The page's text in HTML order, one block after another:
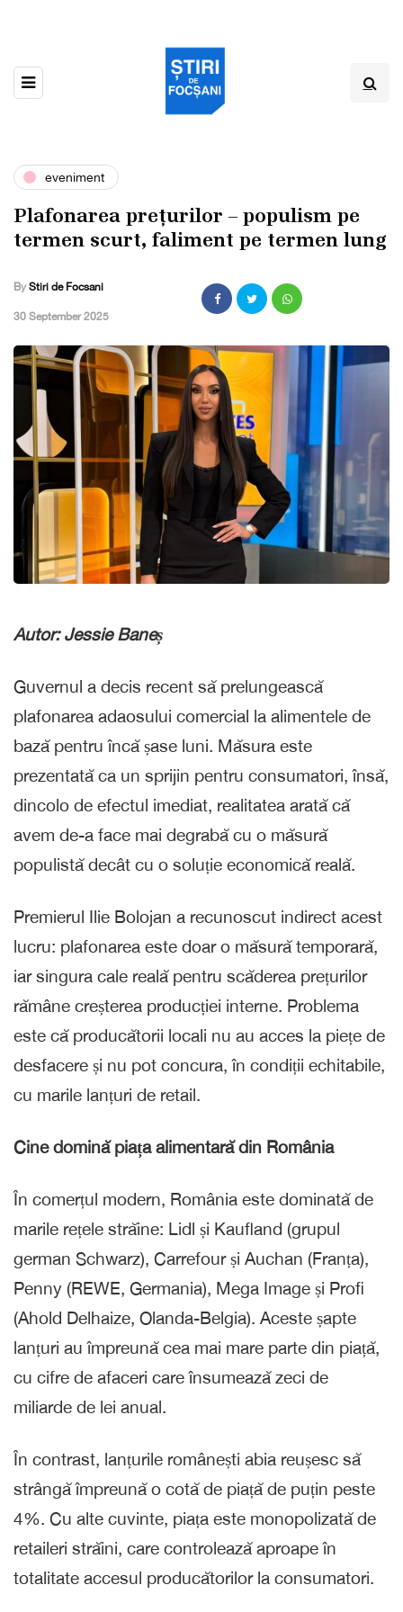
eveniment
Plafonarea prețurilor – populism pe
termen scurt, faliment pe termen lung
By Stiri de Focsani
,30 September 2025
Autor: Jessie Baneș
Guvernul a decis recent să prelungească
plafonarea adaosului comercial la alimentele de
bază pentru încă șase luni. Măsura este
prezentată ca un sprijin pentru consumatori, însă,
dincolo de efectul imediat, realitatea arată că
avem de-a face mai degrabă cu o măsură
populistă decât cu o soluție economică reală.
Premierul Ilie Bolojan a recunoscut indirect acest
lucru: plafonarea este doar o măsură temporară,
iar singura cale reală pentru scăderea prețurilor
rămâne creșterea producției interne. Problema
este că producătorii locali nu au acces la piețe de
desfacere și nu pot concura, în condiții echitabile,
cu marile lanțuri de retail.
Cine domină piața alimentară din România
În comerțul modern, România este dominată de
marile rețele străine: Lidl și Kaufland (grupul
german Schwarz), Carrefour și Auchan (Franța),
Penny (REWE, Germania), Mega Image și Profi
(Ahold Delhaize, Olanda-Belgia). Aceste șapte
lanțuri au împreună cea mai mare parte din piață,
cu cifre de afaceri care însumează zeci de
miliarde de lei anual.
În contrast, lanțurile românești abia reușesc să
strângă împreună o cotă de piață de puțin peste
4%. Cu alte cuvinte, piața este monopolizată de
retaileri străini, care controlează aproape în
totalitate accesul producătorilor la consumatori.